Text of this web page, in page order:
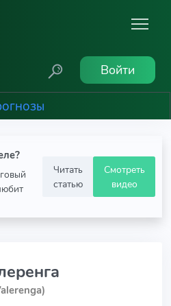
Войти
Читать
статью
Смотреть
видео